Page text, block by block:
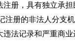
册，具有独立承担
注册的非法人分支机
法记录和严重商业